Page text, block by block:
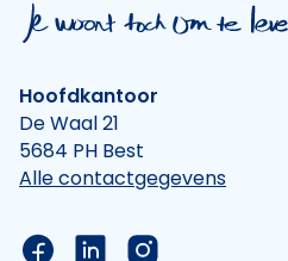
Hoofdkantoor
De Waal 21
5684 PH Best
Alle contactgegevens
Link naar de Facebook
Link naar de
Link naar de